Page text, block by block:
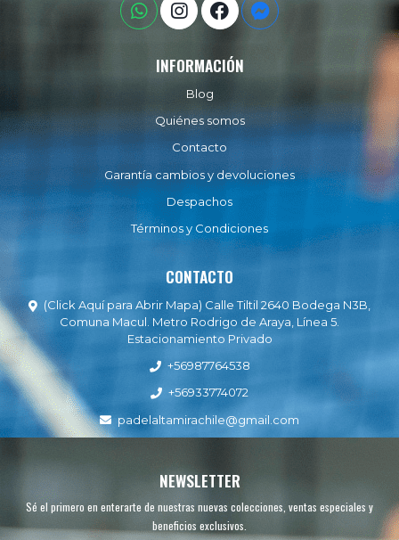
INFORMACIÓN
Blog
Quiénes somos
Contacto
Garantía cambios y devoluciones
Despachos
Términos y Condiciones
CONTACTO
(Click Aquí para Abrir Mapa) Calle Tiltil 2640 Bodega N3B,
Comuna Macul. Metro Rodrigo de Araya, Línea 5.
Estacionamiento Privado
+56987764538
+56933774072
padelaltamirachile@gmail.com
NEWSLETTER
Sé el primero en enterarte de nuestras nuevas colecciones, ventas especiales y
beneficios exclusivos.